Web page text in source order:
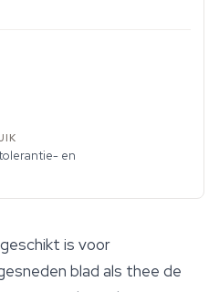
en
is voor
blad als thee de